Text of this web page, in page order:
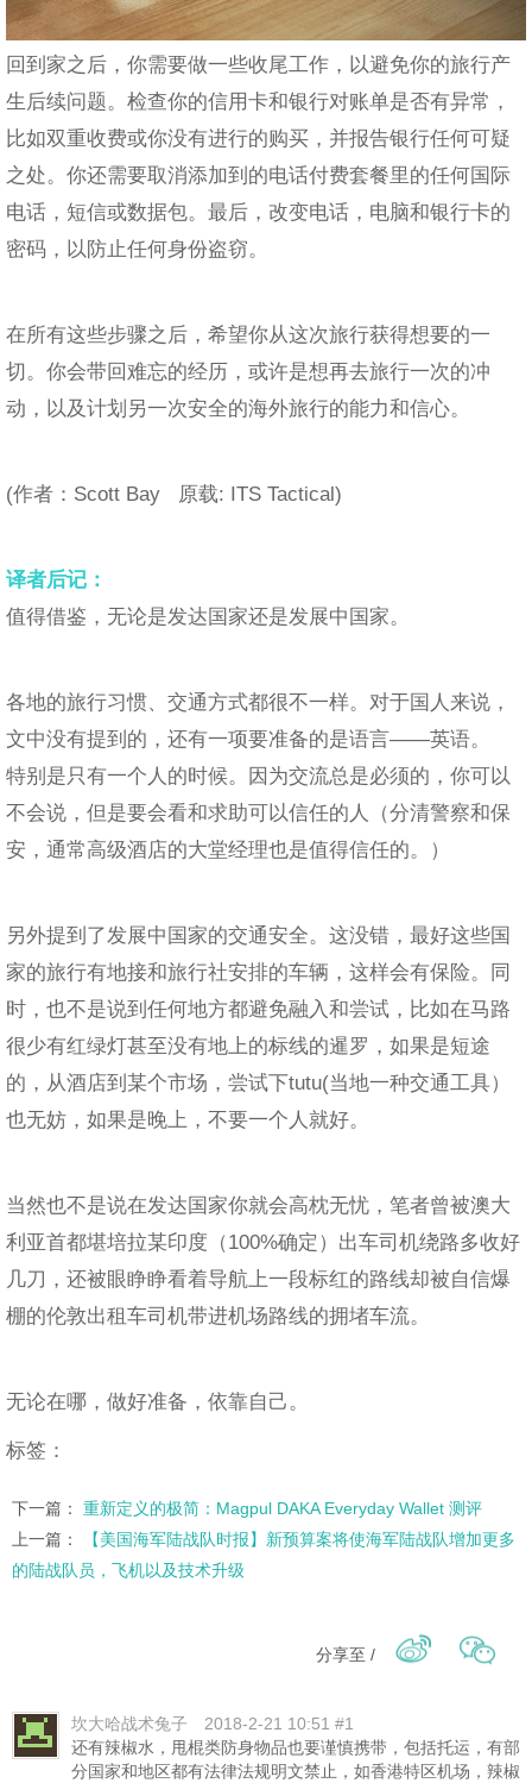
回到家之后，你需要做一些收尾工作，以避免你的旅行产
生后续问题。检查你的信用卡和银行对账单是否有异常，
比如双重收费或你没有进行的购买，并报告银行任何可疑
之处。你还需要取消添加到的电话付费套餐里的任何国际
电话，短信或数据包。最后，改变电话，电脑和银行卡的
密码，以防止任何身份盗窃。
在所有这些步骤之后，希望你从这次旅行获得想要的一
切。你会带回难忘的经历，或许是想再去旅行一次的冲
动，以及计划另一次安全的海外旅行的能力和信心。
(作者：Scott Bay 原载: ITS Tactical)
译者后记：
值得借鉴，无论是发达国家还是发展中国家。
各地的旅行习惯、交通方式都很不一样。对于国人来说，
文中没有提到的，还有一项要准备的是语言——英语。
特别是只有一个人的时候。因为交流总是必须的，你可以
不会说，但是要会看和求助可以信任的人（分清警察和保
安，通常高级酒店的大堂经理也是值得信任的。）
另外提到了发展中国家的交通安全。这没错，最好这些国
家的旅行有地接和旅行社安排的车辆，这样会有保险。同
时，也不是说到任何地方都避免融入和尝试，比如在马路
很少有红绿灯甚至没有地上的标线的暹罗，如果是短途
的，从酒店到某个市场，尝试下tutu(当地一种交通工具）
也无妨，如果是晚上，不要一个人就好。
当然也不是说在发达国家你就会高枕无忧，笔者曾被澳大
利亚首都堪培拉某印度（100%确定）出车司机绕路多收好
几刀，还被眼睁睁看着导航上一段标红的路线却被自信爆
棚的伦敦出租车司机带进机场路线的拥堵车流。
无论在哪，做好准备，依靠自己。
标签：
下一篇： 重新定义的极简：Magpul DAKA Everyday Wallet 测评
上一篇：
【美国海军陆战队时报】新预算案将使海军陆战队增加更多
的陆战队员，飞机以及技术升级
分享至 /
坎大哈战术兔子
2018-2-21 10:51 #1
还有辣椒水，甩棍类防身物品也要谨慎携带，包括托运，有部
分国家和地区都有法律法规明文禁止，如香港特区机场，辣椒